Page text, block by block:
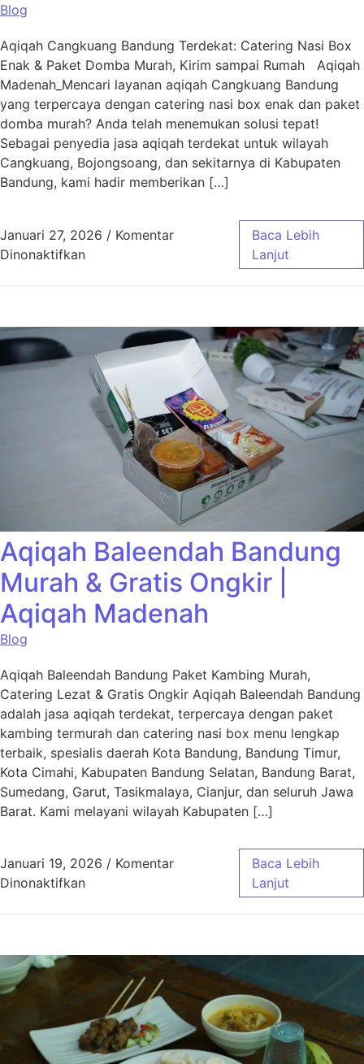
Blog
Aqiqah Cangkuang Bandung Terdekat: Catering Nasi Box
Enak & Paket Domba Murah, Kirim sampai Rumah Aqiqah
Madenah_Mencari layanan aqiqah Cangkuang Bandung
yang terpercaya dengan catering nasi box enak dan paket
domba murah? Anda telah menemukan solusi tepat!
Sebagai penyedia jasa aqiqah terdekat untuk wilayah
Cangkuang, Bojongsoang, dan sekitarnya di Kabupaten
Bandung, kami hadir memberikan […]
Januari 27, 2026 / Komentar
Dinonaktifkanpada Aqiqah Cangkuang Bandung Terdekat
Baca Lebih
Lanjut
Aqiqah Baleendah Bandung
Murah & Gratis Ongkir |
Aqiqah Madenah
Blog
Aqiqah Baleendah Bandung Paket Kambing Murah,
Catering Lezat & Gratis Ongkir Aqiqah Baleendah Bandung
adalah jasa aqiqah terdekat, terpercaya dengan paket
kambing termurah dan catering nasi box menu lengkap
terbaik, spesialis daerah Kota Bandung, Bandung Timur,
Kota Cimahi, Kabupaten Bandung Selatan, Bandung Barat,
Sumedang, Garut, Tasikmalaya, Cianjur, dan seluruh Jawa
Barat. Kami melayani wilayah Kabupaten […]
Januari 19, 2026 / Komentar
Dinonaktifkanpada Aqiqah Baleendah Bandung Murah &
Baca Lebih
Lanjut